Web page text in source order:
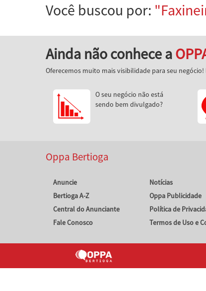
Você buscou por:
Ainda não conhece a
Oferecemos muito mais visibilidade para seu negócio!
O seu negócio não está
sendo bem divulgado?
Oppa Bertioga
Anuncie
Bertioga A-Z
Central do Anunciante
Fale Conosco
Notícias
Oppa Publicidade
Política de
Termos de Uso e